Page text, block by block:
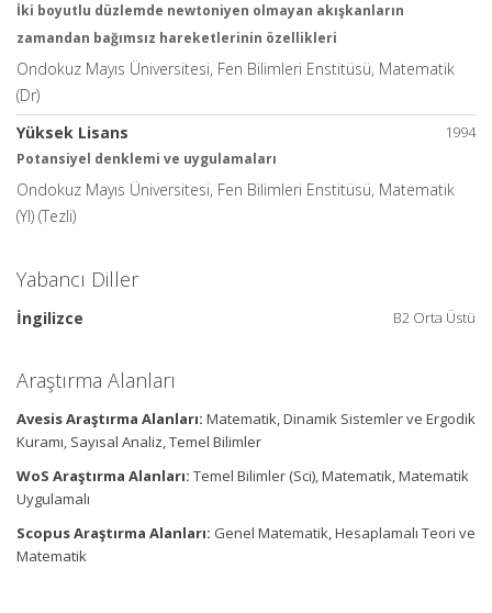
İki boyutlu düzlemde newtoniyen olmayan akışkanların
zamandan bağımsız hareketlerinin özellikleri
Ondokuz Mayıs Üniversitesi, Fen Bilimleri Enstitüsü, Matematik
(Dr)
1994
Yüksek Lisans
Potansiyel denklemi ve uygulamaları
Ondokuz Mayıs Üniversitesi, Fen Bilimleri Enstitüsü, Matematik
(Yl) (Tezli)
Yabancı Diller
B2 Orta Üstü
İngilizce
Araştırma Alanları
Avesis Araştırma Alanları: Matematik, Dinamik Sistemler ve Ergodik
Kuramı, Sayısal Analiz, Temel Bilimler
WoS Araştırma Alanları: Temel Bilimler (Sci), Matematik, Matematik
Uygulamalı
Scopus Araştırma Alanları: Genel Matematik, Hesaplamalı Teori ve
Matematik